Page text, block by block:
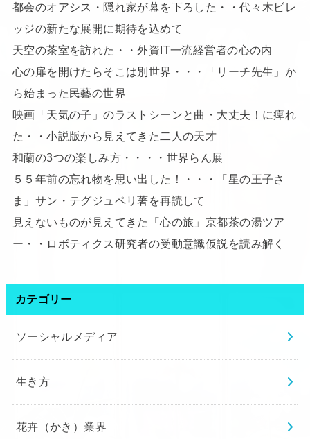
都会のオアシス・隠れ家が幕を下ろした・・代々木ビレ
ッジの新たな展開に期待を込めて
天空の茶室を訪れた・・外資IT一流経営者の心の内
心の扉を開けたらそこは別世界・・・「リーチ先生」か
ら始まった民藝の世界
映画「天気の子」のラストシーンと曲・大丈夫！に痺れ
た・・小説版から見えてきた二人の天才
和蘭の3つの楽しみ方・・・・世界らん展
５５年前の忘れ物を思い出した！・・・「星の王子さ
ま」サン・テグジュペリ著を再読して
見えないものが見えてきた「心の旅」京都茶の湯ツア
ー・・ロボティクス研究者の受動意識仮説を読み解く
カテゴリー
ソーシャルメディア
生き方
花卉（かき）業界